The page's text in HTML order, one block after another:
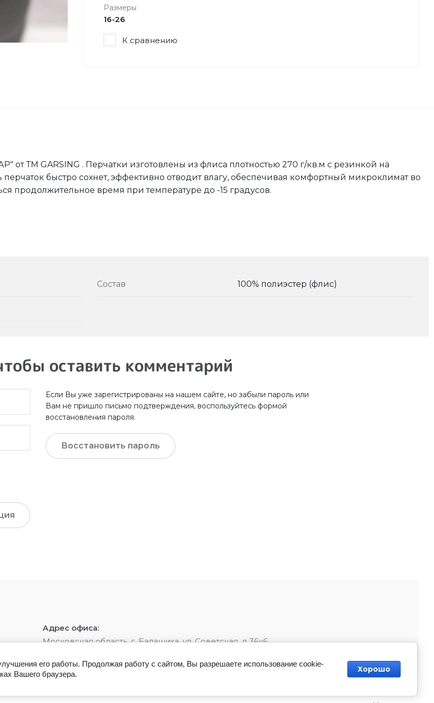
Размеры
16-26
К сравнению
ТМ GARSING . Перчатки изготовлены из флиса плотностью 270 г/кв.м с резинкой на
быстро сохнет, эффективно отводит влагу, обеспечивая комфортный микроклимат во
продолжительное время при температуре до -15 градусов.
Состав 100% полиэстер (флис)
оставить комментарий
Если Вы уже зарегистрированы на нашем сайте, но забыли пароль или
Вам не пришло письмо подтверждения, воспользуйтесь формой
восстановления пароля.
Восстановить пароль
Адрес офиса:
Московская область, г. Балашиха, ул. Советская, д 36к6
его работы. Продолжая работу с сайтом, Вы разрешаете использование cookie-
Вашего браузера.
Хорошо